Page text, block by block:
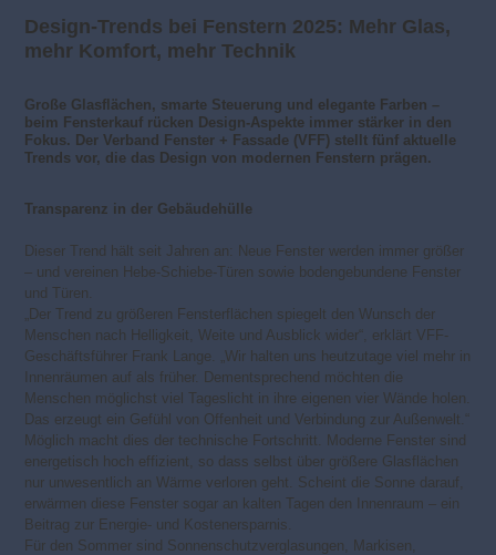
Design-Trends bei Fenstern 2025: Mehr Glas,
mehr Komfort, mehr Technik
Große Glasflächen, smarte Steuerung und elegante Farben –
beim Fensterkauf rücken Design-Aspekte immer stärker in den
Fokus. Der Verband Fenster + Fassade (VFF) stellt fünf aktuelle
Trends vor, die das Design von modernen Fenstern prägen.
Transparenz in der Gebäudehülle
Dieser Trend hält seit Jahren an: Neue Fenster werden immer größer
– und vereinen Hebe-Schiebe-Türen sowie bodengebundene Fenster
und Türen.
„Der Trend zu größeren Fensterflächen spiegelt den Wunsch der
Menschen nach Helligkeit, Weite und Ausblick wider“, erklärt VFF-
Geschäftsführer Frank Lange. „Wir halten uns heutzutage viel mehr in
Innenräumen auf als früher. Dementsprechend möchten die
Menschen möglichst viel Tageslicht in ihre eigenen vier Wände holen.
Das erzeugt ein Gefühl von Offenheit und Verbindung zur Außenwelt.“
Möglich macht dies der technische Fortschritt. Moderne Fenster sind
energetisch hoch effizient, so dass selbst über größere Glasflächen
nur unwesentlich an Wärme verloren geht. Scheint die Sonne darauf,
erwärmen diese Fenster sogar an kalten Tagen den Innenraum – ein
Beitrag zur Energie- und Kostenersparnis.
Für den Sommer sind Sonnenschutzverglasungen, Markisen,